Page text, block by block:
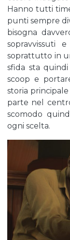
Hanno tutti
punti sempre
bisogna
sopravvissuti
soprattutto in
sfida sta
scoop e
storia
parte nel
scomodo
ogni scelta.